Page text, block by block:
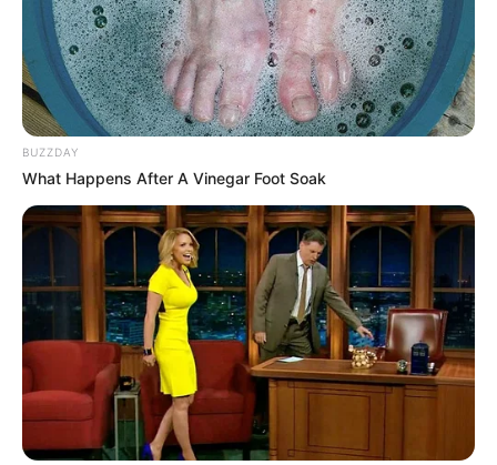
Disney Disney Plus Film dokumentalny
Filmy
Marvel Marvel Studios Spider-Man
Stan Lee
Stan Lee dokument
Stan Lee dokument Disney+
Stan Lee
film dokumentalny
Thor
BUZZDAY
What Happens After A Vinegar Foot Soak